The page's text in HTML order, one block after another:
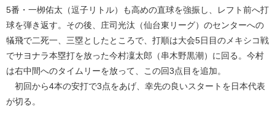
5番・一栁佑太（逗子リトル）も高めの直球を強振し、レフト前へ打
球を弾き返す。その後、庄司光汰（仙台東リーグ）のセンターへの
犠飛で二死一、三塁としたところで、打順は大会5日目のメキシコ戦
でサヨナラ本塁打を放った今村凜太郎（串木野黒潮）に回る。今村
は右中間へのタイムリーを放って、この回3点目を追加。
初回から4本の安打で3点をあげ、幸先の良いスタートを日本代表
が切る。